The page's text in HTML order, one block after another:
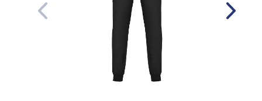
Další